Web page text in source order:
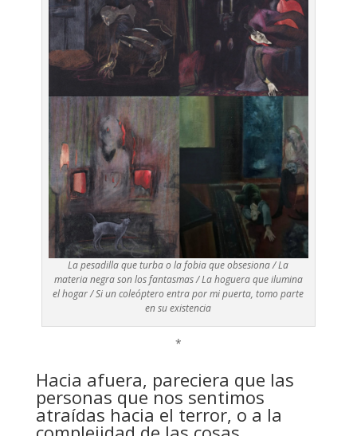
La pesadilla que turba o la fobia que obsesiona / La
materia negra son los fantasmas / La hoguera que ilumina
el hogar / Si un coleóptero entra por mi puerta, tomo parte
en su existencia
*
Hacia afuera, pareciera que las
personas que nos sentimos
atraídas hacia el terror, o a la